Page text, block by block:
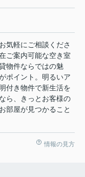
気軽にご相談くださ
ご案内可能な空き室
物件ならではの魅
ポイント。明るいア
付き物件で新生活を
ら、きっとお客様の
部屋が見つかること
情報の見方